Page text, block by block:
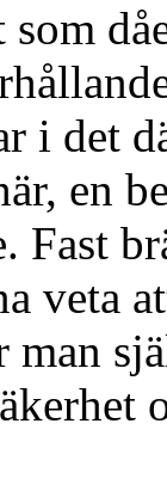
som
i det
en
Fast
veta
man